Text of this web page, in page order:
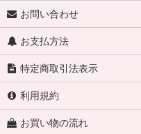
お問い合わせ
お支払方法
特定商取引法表示
利用規約
お買い物の流れ